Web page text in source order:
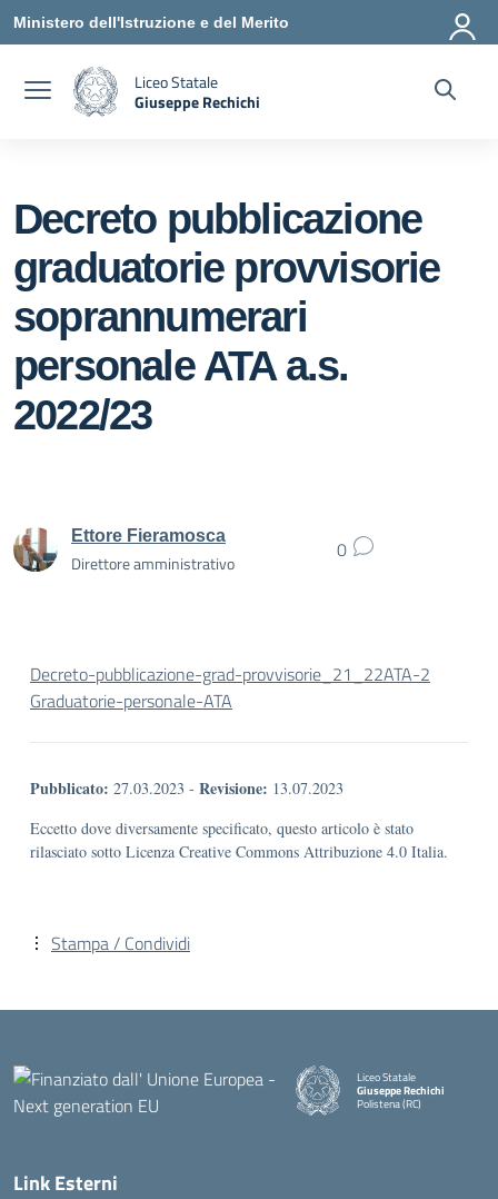
Vai ai contenuti
Vai al menu di navigazione
Vai al footer
Ministero dell'Istruzione e del Merito
Liceo Statale
Giuseppe Rechichi
Decreto pubblicazione
graduatorie provvisorie
soprannumerari
personale ATA a.s.
2022/23
Ettore Fieramosca
Direttore amministrativo
0
Decreto-pubblicazione-grad-provvisorie_21_22ATA-2
Graduatorie-personale-ATA
Pubblicato: 27.03.2023 - Revisione: 13.07.2023
Eccetto dove diversamente specificato, questo articolo è stato
rilasciato sotto Licenza Creative Commons Attribuzione 4.0 Italia.
Stampa / Condividi
Liceo Statale
Giuseppe Rechichi
Polistena (RC)
Link Esterni